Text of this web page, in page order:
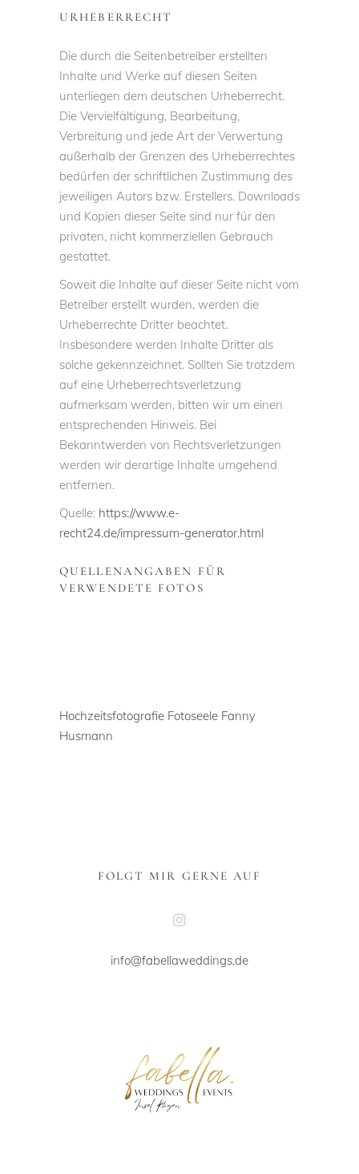
URHEBERRECHT
Die durch die Seitenbetreiber erstellten
Inhalte und Werke auf diesen Seiten
unterliegen dem deutschen Urheberrecht.
Die Vervielfältigung, Bearbeitung,
Verbreitung und jede Art der Verwertung
außerhalb der Grenzen des Urheberrechtes
bedürfen der schriftlichen Zustimmung des
jeweiligen Autors bzw. Erstellers. Downloads
und Kopien dieser Seite sind nur für den
privaten, nicht kommerziellen Gebrauch
gestattet.
Soweit die Inhalte auf dieser Seite nicht vom
Betreiber erstellt wurden, werden die
Urheberrechte Dritter beachtet.
Insbesondere werden Inhalte Dritter als
solche gekennzeichnet. Sollten Sie trotzdem
auf eine Urheberrechtsverletzung
aufmerksam werden, bitten wir um einen
entsprechenden Hinweis. Bei
Bekanntwerden von Rechtsverletzungen
werden wir derartige Inhalte umgehend
entfernen.
Quelle: https://www.e-
recht24.de/impressum-generator.html
QUELLENANGABEN FÜR
VERWENDETE FOTOS
Hochzeitsfotografie Fotoseele Fanny
Husmann
FOLGT MIR GERNE AUF
info@fabellaweddings.de